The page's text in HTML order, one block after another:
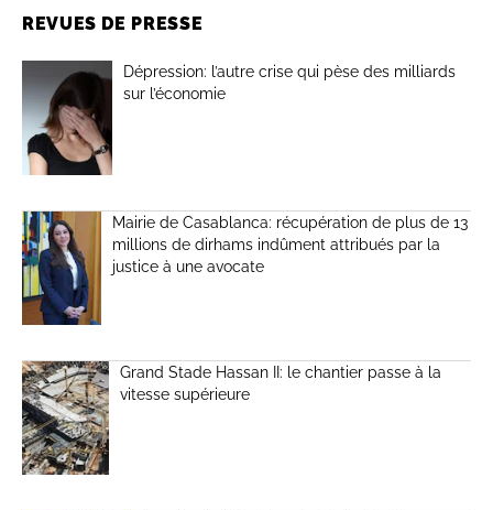
REVUES DE PRESSE
Dépression: l’autre crise qui pèse des milliards
sur l’économie
Mairie de Casablanca: récupération de plus de 13
millions de dirhams indûment attribués par la
justice à une avocate
Grand Stade Hassan II: le chantier passe à la
vitesse supérieure